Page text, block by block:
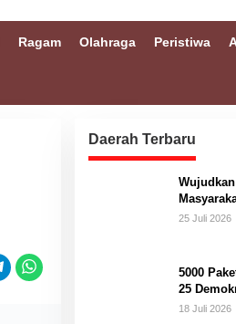
Ragam Olahraga Peristiwa
Daerah Terbaru
Hafid
25 Juli 2026
5000
25
18 Juli 2026